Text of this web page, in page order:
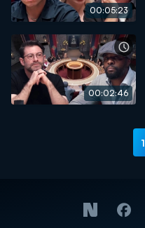
00:05:23
00:02:46
1